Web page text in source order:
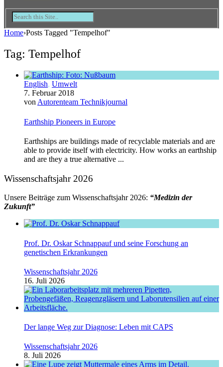
Home›Posts Tagged "Tempelhof"
Tag: Tempelhof
English, Umwelt
7. Februar 2018
von Autorenteam Technikjournal
Earthship Pioneers in Europe
Earthships are buildings made of recyclable materials and are
able to provide itself with electricity. How works an earthship
and are they a true alternative ...
Wissenschaftsjahr 2026
Unsere Beiträge zum Wissenschaftsjahr 2026: “Medizin der
Zukunft”
Prof. Dr. Oskar Schnappauf und seine Forschung an
genetischen Erkrankungen
Wissenschaftsjahr 2026
16. Juli 2026
Der lange Weg zur Diagnose: Leben mit CAPS
Wissenschaftsjahr 2026
8. Juli 2026